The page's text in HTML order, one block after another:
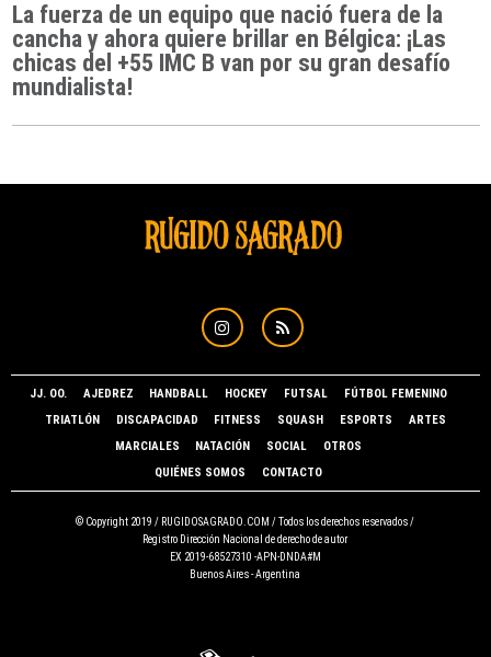
La fuerza de un equipo que nació fuera de la
cancha y ahora quiere brillar en Bélgica: ¡Las
chicas del +55 IMC B van por su gran desafío
mundialista!
JJ. OO. AJEDREZ HANDBALL HOCKEY FUTSAL
FÚTBOL FEMENINO
TRIATLÓN
DISCAPACIDAD FITNESS SQUASH ESPORTS
ARTES
MARCIALES
NATACIÓN SOCIAL
OTROS
QUIÉNES SOMOS
CONTACTO
© Copyright 2019 / RUGIDOSAGRADO.COM / Todos los derechos reservados /
Registro Dirección Nacional de derecho de autor
EX 2019-68527310 -APN-DNDA#M
Buenos Aires - Argentina